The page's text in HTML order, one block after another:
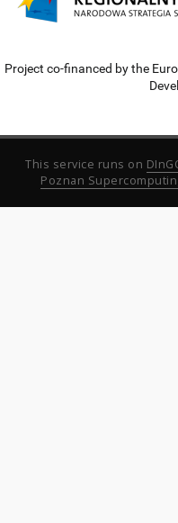
Project co-financed by the
This service runs on
Poznan